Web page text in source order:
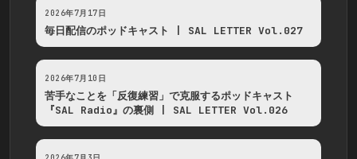
2026年7月17日
毎日配信のポッドキャスト | SAL LETTER Vol.027
2026年7月10日
苦手なことを「反復練習」で克服するポッドキャスト
『SAL Radio』の裏側 | SAL LETTER Vol.026